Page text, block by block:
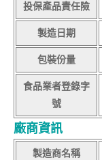
投保產品責任險
製造日期
包裝份量
食品業者登錄字
號
廠商資訊
製造商名稱